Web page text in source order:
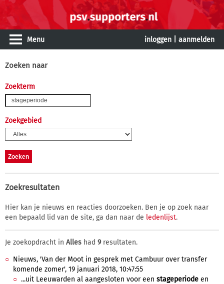
Menu inloggen aanmelden
Zoeken naar
Zoekterm
Zoekgebied
Zoekresultaten
Hier kan je nieuws en reacties doorzoeken. Ben je op zoek naar
een bepaald lid van de site, ga dan naar de ledenlijst.
Je zoekopdracht in Alles had 9resultaten.
Nieuws, 'Van der Moot in gesprek met Cambuur over transfer
komende zomer', 19 januari 2018, 10:47:55
...uit Leeuwarden al aangesloten voor een stageperiode en